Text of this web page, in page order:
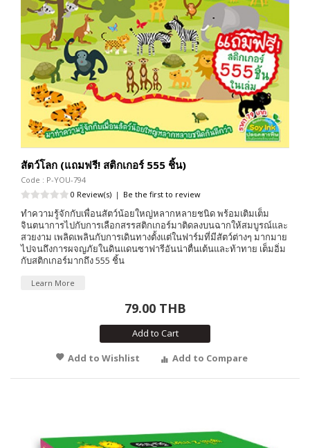
สัตว์โลก (แถมฟรี! สติกเกอร์ 555 ชิ้น)
Code : P-YOU-794
0 Review(s) | Be the first to review
ทำความรู้จักกับเพื่อนสัตว์น้อยใหญ่หลากหลายชนิด พร้อมเติมเต็ม
จินตนาการไปกับการเลือกสรรสติกเกอร์มาติดลงบนฉากให้สมบูรณ์และ
สวยงาม เพลิดเพลินกับการเดินทางตั้งแต่ในฟาร์มที่มีสัตว์ต่างๆ มากมาย
ไปจนถึงการผจญภัยในดินแดนซาฟารีอันน่าตื่นเต้นและท้าทาย เต็มอิ่ม
กับสติกเกอร์มากถึง 555 ชิ้น
Learn More
79.00 THB
Add to Cart
Add to Wishlist
Add to Compare